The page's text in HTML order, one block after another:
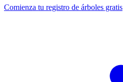
Comienza tu registro de árboles gratis